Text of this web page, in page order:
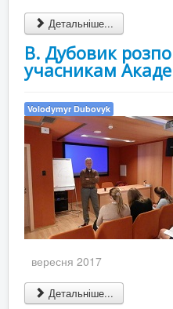
Детальніше...
В. Дубовик
учасникам
Volodymyr Dubovyk
вересня 2017
Детальніше...